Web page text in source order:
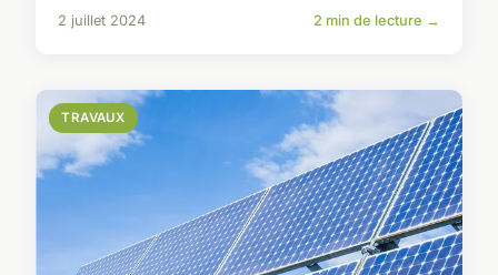
2 juillet 2024 2 min de lecture →
TRAVAUX